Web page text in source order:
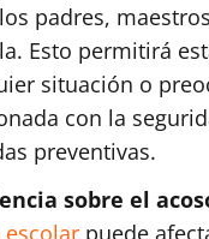
padres,
Esto permitirá
situación o
con la
preventivas.
sobre el
escolar puede